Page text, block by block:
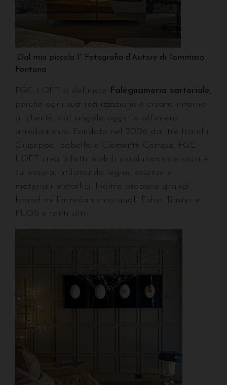
“Dal mio piccolo 1” Fotografia d’Autore di Tommaso
Fontana
FGC LOFT si definisce Falegnameria sartoriale
perché ogni sua realizzazione è creata intorno
al cliente, dal singolo oggetto all’intero
arredamento. Fondato nel 2006 dai tre fratelli
Giuseppe, Isabella e Clemente Cortese, FGC
LOFT crea infatti mobili assolutamente unici e
su misura, utilizzando legno, essenze e
materiali metallici. Inoltre propone grandi
brand dell’arredamento quali Edra, Baxter e
FLOS e tanti altri.